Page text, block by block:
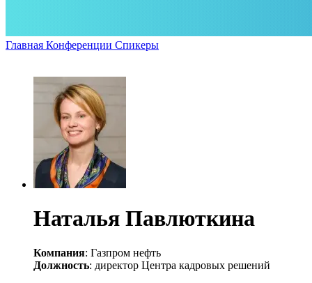
Главная Конференции Спикеры
Наталья Павлюткина
Компания: Газпром нефть
Должность: директор Центра кадровых решений